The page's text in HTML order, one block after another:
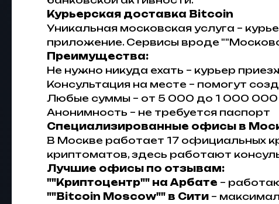
Курьерская доставка Bitcoin
Уникальная московская услуга –
приложение. Сервисы вроде
Преимущества:
Не нужно никуда ехать – курьер
Консультация на месте – помогут
Любые суммы – от 5 000 до 1 000 000
Анонимность – не требуется паспорт
Специализированные офисы в
В Москве работает 17 официальных
криптоматов, здесь работают
Лучшие офисы по отзывам:
""Криптоцентр"" на Арбате –
""Bitcoin Moscow"" в Сити –